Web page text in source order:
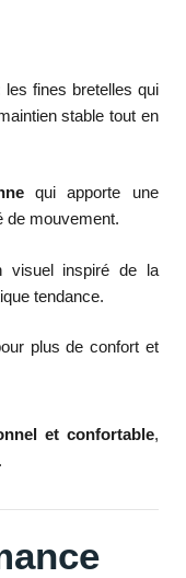
fines bretelles qui
stable tout en
qui apporte une
de mouvement.
inspiré de la
tendance.
plus de confort et
et confortable,